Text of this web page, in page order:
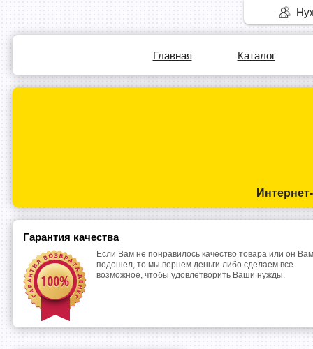
Главная Каталог
Гарантия качества
Если Вам не понравилось качество товара или он
подошел, то мы вернем деньги либо сделаем все
возможное, чтобы удовлетворить Ваши нужды.